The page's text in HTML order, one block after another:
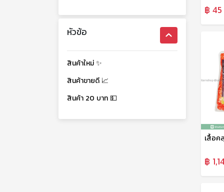
หัวข้อ
สินค้าใหม่ ✨
สินค้าขายดี 📈
สินค้า 20 บาท 💵
฿
฿